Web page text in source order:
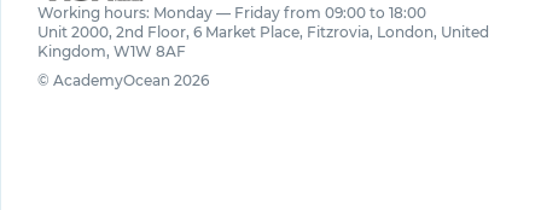
Working hours: Monday — Friday from 09:00 to 18:00
Unit 2000, 2nd Floor, 6 Market Place, Fitzrovia, London, United
Kingdom, W1W 8AF
© AcademyOcean 2026